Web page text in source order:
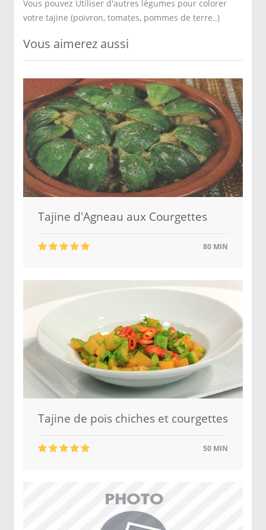
Vous pouvez Utiliser d'autres légumes pour colorer
votre tajine (poivron, tomates, pommes de terre..)
Vous aimerez aussi
Tajine d'Agneau aux Courgettes
80 MIN
Tajine de pois chiches et courgettes
50 MIN